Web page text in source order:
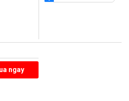
ngay